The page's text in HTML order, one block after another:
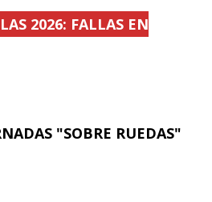
2026: FALLAS EN
"SOBRE RUEDAS"